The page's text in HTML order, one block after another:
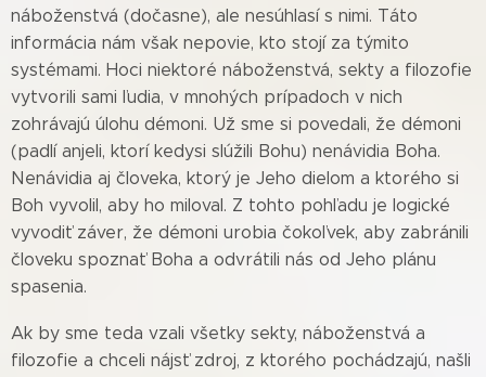
náboženstvá (dočasne), ale nesúhlasí s nimi. Táto
informácia nám však nepovie, kto stojí za týmito
systémami. Hoci niektoré náboženstvá, sekty a filozofie
vytvorili sami ľudia, v mnohých prípadoch v nich
zohrávajú úlohu démoni. Už sme si povedali, že démoni
(padlí anjeli, ktorí kedysi slúžili Bohu) nenávidia Boha.
Nenávidia aj človeka, ktorý je Jeho dielom a ktorého si
Boh vyvolil, aby ho miloval. Z tohto pohľadu je logické
vyvodiť záver, že démoni urobia čokoľvek, aby zabránili
človeku spoznať Boha a odvrátili nás od Jeho plánu
spasenia.
Ak by sme teda vzali všetky sekty, náboženstvá a
filozofie a chceli nájsť zdroj, z ktorého pochádzajú, našli